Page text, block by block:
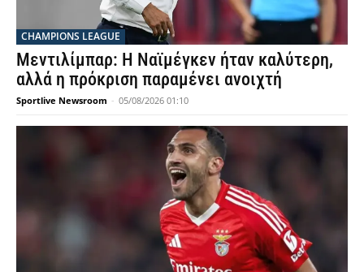
CHAMPIONS LEAGUE
Μεντιλίμπαρ: Η Ναϊμέγκεν ήταν καλύτερη,
αλλά η πρόκριση παραμένει ανοιχτή
Sportlive Newsroom - 05/08/2026 01:10